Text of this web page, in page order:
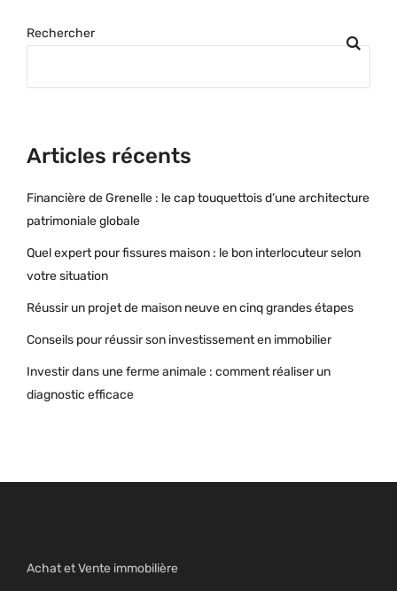
Rechercher
Articles récents
Financière de Grenelle : le cap touquettois d’une architecture
patrimoniale globale
Quel expert pour fissures maison : le bon interlocuteur selon
votre situation
Réussir un projet de maison neuve en cinq grandes étapes
Conseils pour réussir son investissement en immobilier
Investir dans une ferme animale : comment réaliser un
diagnostic efficace
Achat et Vente immobilière